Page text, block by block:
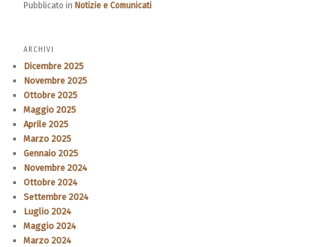
Pubblicato in Notizie e Comunicati
ARCHIVI
Dicembre 2025
Novembre 2025
Ottobre 2025
Maggio 2025
Aprile 2025
Marzo 2025
Gennaio 2025
Novembre 2024
Ottobre 2024
Settembre 2024
Luglio 2024
Maggio 2024
Marzo 2024